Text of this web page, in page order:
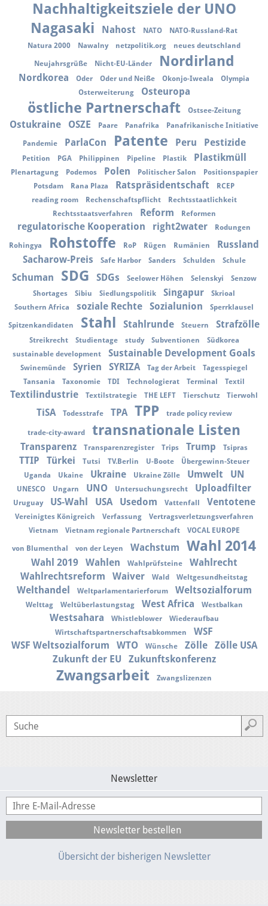
Nachhaltigkeitsziele der UNO
Nagasaki
Nahost NATO
NATO-Russland-Rat
Natura 2000
Nawalny netzpolitik.org neues deutschland
Neujahrsgrüße Nicht-EU-Länder Nordirland
Nordkorea Oder Oder und Neiße Okonjo-Iweala
Olympia
Osterweiterung
Osteuropa
östliche Partnerschaft Ostsee-Zeitung
Ostukraine OSZE Paare Panafrika Panafrikanische Initiative
Pandemie ParlaCon Patente Peru Pestizide
Petition PGA Philippinen Pipeline Plastik Plastikmüll
Plenartagung Podemos Polen Politischer Salon
Positionspapier
Potsdam
Rana Plaza Ratspräsidentschaft
RCEP
reading room
Rechenschaftspflicht
Rechtsstaatlichkeit
Rechtsstaatsverfahren
Reform Reformen
regulatorische Kooperation right2water Rodungen
Rohingya Rohstoffe RoP Rügen Rumänien
Russland
Sacharow-Preis
Safe Harbor Sanders Schulden Schule
Schuman SDG SDGs Seelower Höhen Selenskyi
Senzow
Shortages
Sibiu Siedlungspolitik Singapur
Skrioal
Southern Africa
soziale Rechte Sozialunion Sperrklausel
Spitzenkandidaten Stahl Stahlrunde Steuern Strafzölle
Streikrecht Studientage study Subventionen
Südkorea
sustainable development
Sustainable Development Goals
Swinemünde Syrien SYRIZA Tag der Arbeit
Tagesspiegel
Tansania
Taxonomie TDI Technologierat Terminal Textil
Textilindustrie Textilstrategie THE LEFT Tierschutz Tierwohl
TiSA Todesstrafe TPA TPP trade policy review
trade-city-award transnationale Listen
Transparenz Transparenzregister Trips Trump Tsipras
TTIP Türkei Tutsi TV.Berlin U-Boote
Übergewinn-Steuer
Uganda
Ukaine Ukraine Ukraine Zölle Umwelt UN
UNESCO Ungarn UNO Untersuchungsrecht Uploadfilter
Uruguay US-Wahl USA Usedom Vattenfall Ventotene
Vereinigtes Königreich Verfassung
Vertragsverletzungsverfahren
Vietnam
Vietnam regionale Partnerschaft VOCAL EUROPE
von Blumenthal von der Leyen Wachstum Wahl 2014
Wahl 2019 Wahlen Wahlprüfsteine
Wahlrecht
Wahlrechtsreform
Waiver Wald Weltgesundheitstag
Welthandel Weltparlamentarierforum Weltsozialforum
Welttag Weltüberlastungstag West Africa Westbalkan
Westsahara Whistleblower
Wiederaufbau
Wirtschaftspartnerschaftsabkommen
WSF
WSF Weltsozialforum
WTO Wünsche Zölle
Zölle USA
Zukunft der EU
Zukunftskonferenz
Zwangsarbeit Zwangslizenzen
Newsletter
Übersicht der bisherigen Newsletter